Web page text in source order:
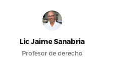
Lic Jaime Sanabria
Profesor de derecho